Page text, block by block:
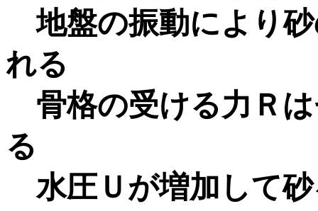
地盤の振動により
れる
骨格の受ける力Ｒ
る
水圧Ｕが増加して